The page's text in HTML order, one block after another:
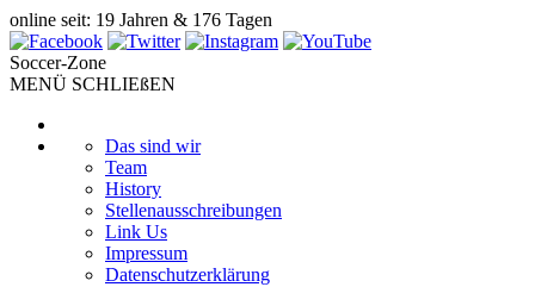
online seit: 19 Jahren & 176 Tagen
Soccer-Zone
MENÜ SCHLIEßEN
Das sind wir
Team
History
Stellenausschreibungen
Link Us
Impressum
Datenschutzerklärung